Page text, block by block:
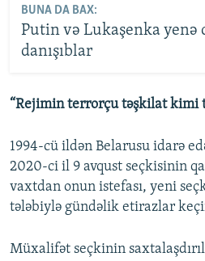
BUNA DA BAX:
Putin və Lukaşenka yenə
danışıblar
“Rejimin terrorçu təşkilat kimi
1994-cü ildən Belarusu idarə
2020-ci il 9 avqust seçkisinin
vaxtdan onun istefası, yeni
tələbiylə gündəlik etirazlar
Müxalifət seçkinin